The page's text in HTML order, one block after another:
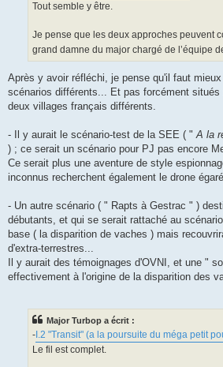
Tout semble y être.
Je pense que les deux approches peuvent
grand damne du major chargé de l’équipe
Après y avoir réfléchi, je pense qu'il faut
scénarios différents... Et pas forcément
deux villages français différents.
- Il y aurait le scénario-test de la SEE ( "A la
) ; ce serait un scénario pour PJ pas encore
Ce serait plus une aventure de style
inconnus recherchent également le drone
- Un autre scénario ( " Rapts à Gestrac " )
débutants, et qui se serait rattaché au
base ( la disparition de vaches ) mais
d'extra-terrestres...
Il y aurait des témoignages d'OVNI, et une "
effectivement à l'origine de la disparition des
Major Turbop a écrit :
-I.2 "Transit" (a la poursuite du méga petit
Le fil est complet.